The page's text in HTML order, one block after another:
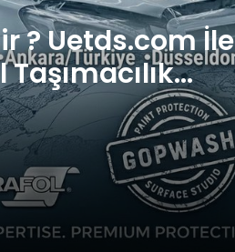
? Uetds.com İle
Taşımacılık